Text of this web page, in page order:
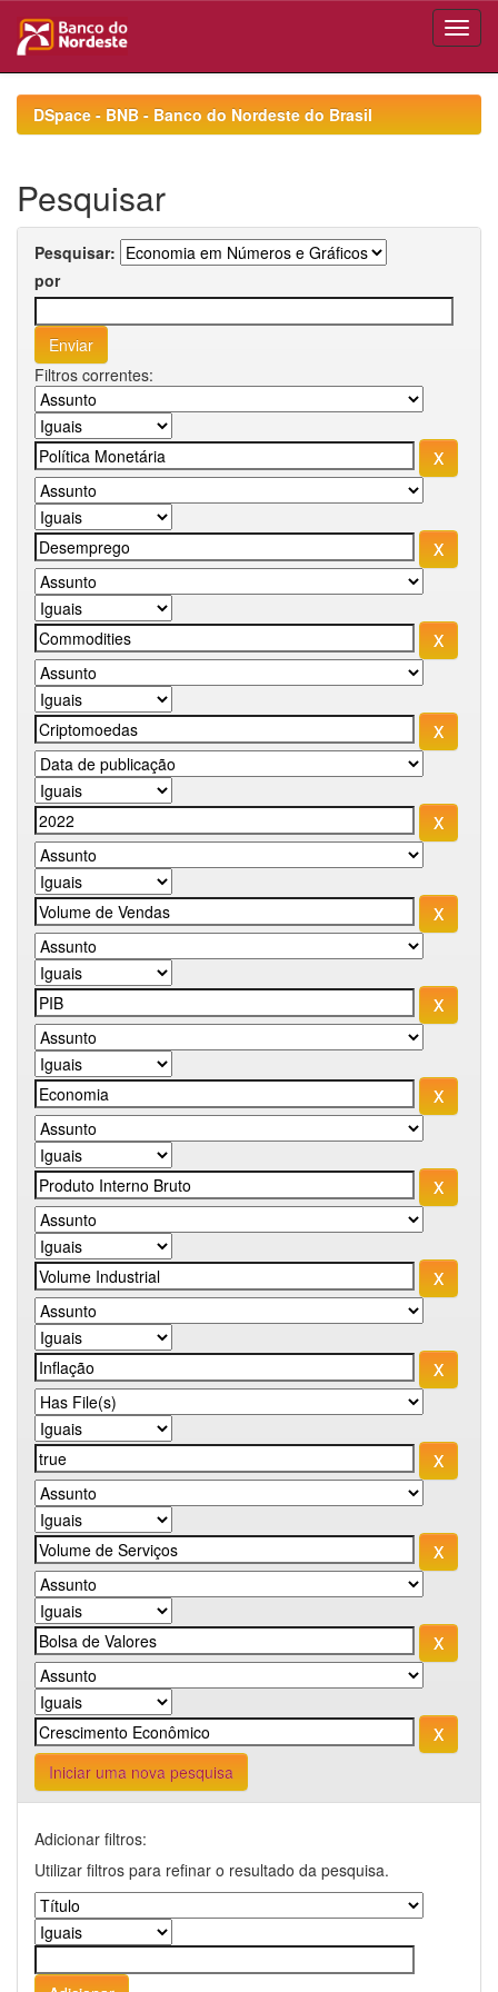
navigationDSpace - BNB - Banco do Nordeste do Brasil
Pesquisar
Pesquisar:
por
Filtros correntes:
Iniciar uma nova pesquisa
Adicionar filtros:
Utilizar filtros para refinar o resultado da pesquisa.